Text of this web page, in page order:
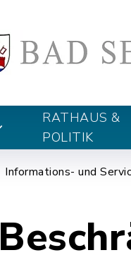
RATHAUS &
POLITIK
Informations- und